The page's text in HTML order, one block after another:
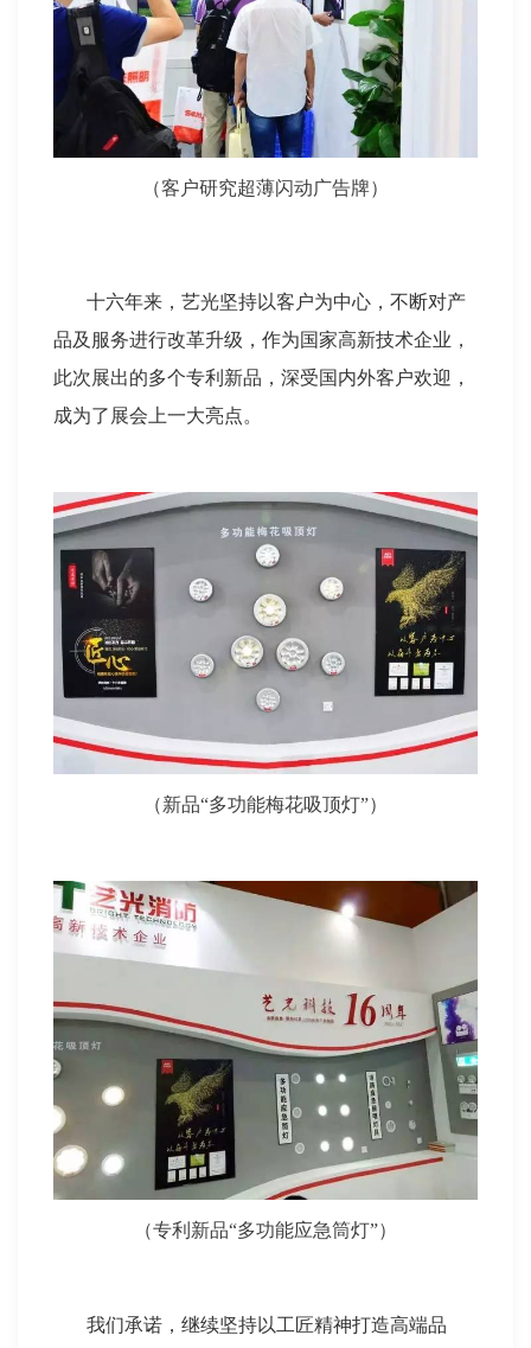
（客户研究超薄闪动广告牌）
十六年来，艺光坚持以客户为中心，不断对产
品及服务进行改革升级，作为国家高新技术企业，
此次展出的多个专利新品，深受国内外客户欢迎，
成为了展会上一大亮点。
（新品“多功能梅花吸顶灯”）
（专利新品“多功能应急筒灯”）
我们承诺，继续坚持以工匠精神打造高端品